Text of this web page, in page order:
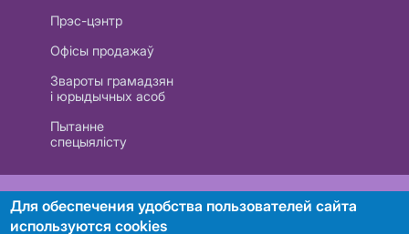
Прэс-цэнтр
Офісы продажаў
Звароты грамадзян
і юрыдычных асоб
Пытанне
спецыялісту
РУП «Белтэлекам». УНП 101007741
Для обеспечения удобства пользователей сайта
используются cookies